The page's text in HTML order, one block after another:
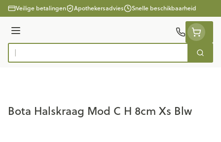
Ga naar de inhoud
Veilige betalingen Apothekersadvies Snelle beschikbaarheid
Menu
Product, merk, categorie... Zoek
Bota Halskraag Mod C H 8cm Xs Blw